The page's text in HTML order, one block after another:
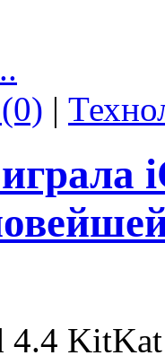
(0) |
KitKat